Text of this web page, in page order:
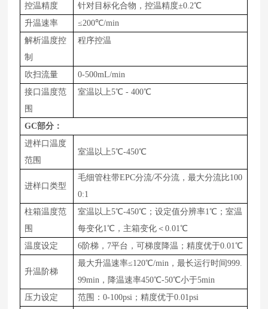
控温精度
针对目标化合物，控温精度±0.2℃
升温速率
≤200℃/min
解析温度控
制
程序控温
吹扫流量 0-500mL/min
接口温度范
围
室温以上5℃ - 400℃
GC部分：
进样口温度
范围
室温以上5℃-450℃
进样口类型
毛细管柱带EPC分流/不分流，最大分流比100
0:1
柱箱温度范
围
室温以上5℃-450℃；设定值分辨率1℃；室温
每变化1℃，主箱变化＜0 .01℃
温度设定
6阶梯，7平台，可梯度降温；精度优于0.01℃
升温阶梯
最大升温速率≤120℃/min ，最长运行时间999.
99min，降温速率450℃-50℃小于5min
压力设定
范围：0-100psi；精度优于0.01psi